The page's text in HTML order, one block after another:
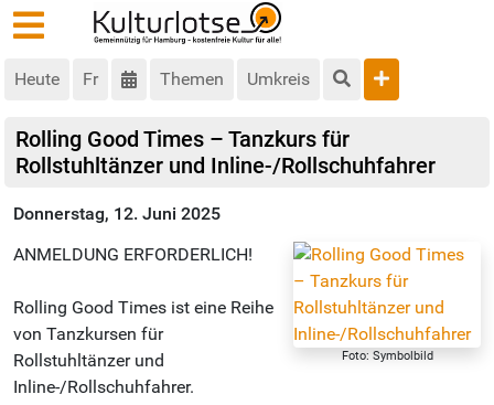
Heute Fr Themen Umkreis
Rolling Good Times – Tanzkurs für
Rollstuhltänzer und Inline-/Rollschuhfahrer
Donnerstag, 12. Juni 2025
Foto: Symbolbild
ANMELDUNG ERFORDERLICH!
Rolling Good Times ist eine Reihe
von Tanzkursen für
Rollstuhltänzer und
Inline-/Rollschuhfahrer.